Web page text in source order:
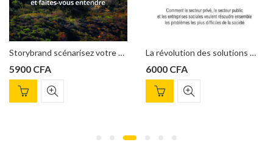
Storybrand scénarisez votre marque Donald Miller
5900 CFA
La révolution des solutions William D.Eggers et Paul Macmillan
6000 CFA